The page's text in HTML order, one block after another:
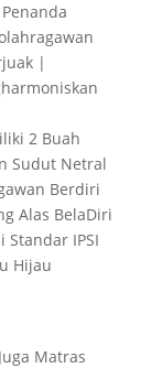
|
2 Buah
Sudut Netral
Berdiri
Alas BelaDiri
Standar IPSI
Hijau
Matras